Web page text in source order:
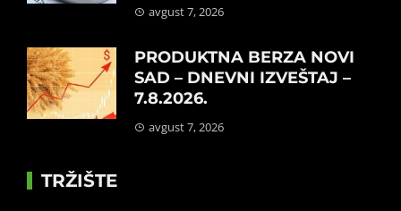
avgust 7, 2026
PRODUKTNA BERZA NOVI
SAD – DNEVNI IZVEŠTAJ –
7.8.2026.
avgust 7, 2026
TRŽIŠTE